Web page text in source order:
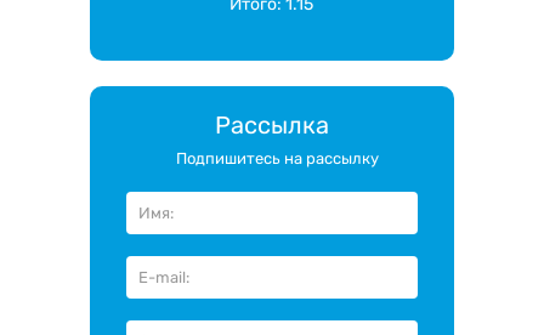
Рассылка
Подпишитесь на рассылку